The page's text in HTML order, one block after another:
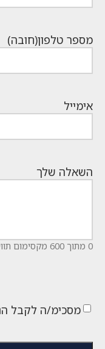
מספר טלפון(חובה)
אימייל
השאלה שלך
0 מתוך 600 מקסימום תווים
מסכימ/ה לקבל